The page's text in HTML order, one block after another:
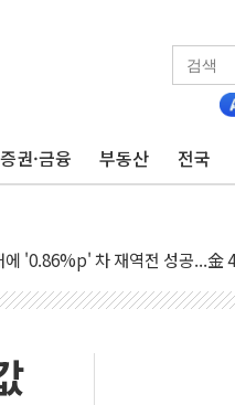
증권·금융 부동산 전국
긴급 투입…고수온 양식장 복구
에 '0.86%p' 차 재역전 성공...金
경선 결과 발표...김민석 47.75%